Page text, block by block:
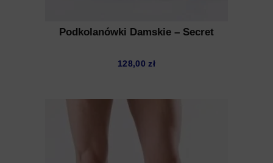
Podkolanówki Damskie – Secret
128,00zł